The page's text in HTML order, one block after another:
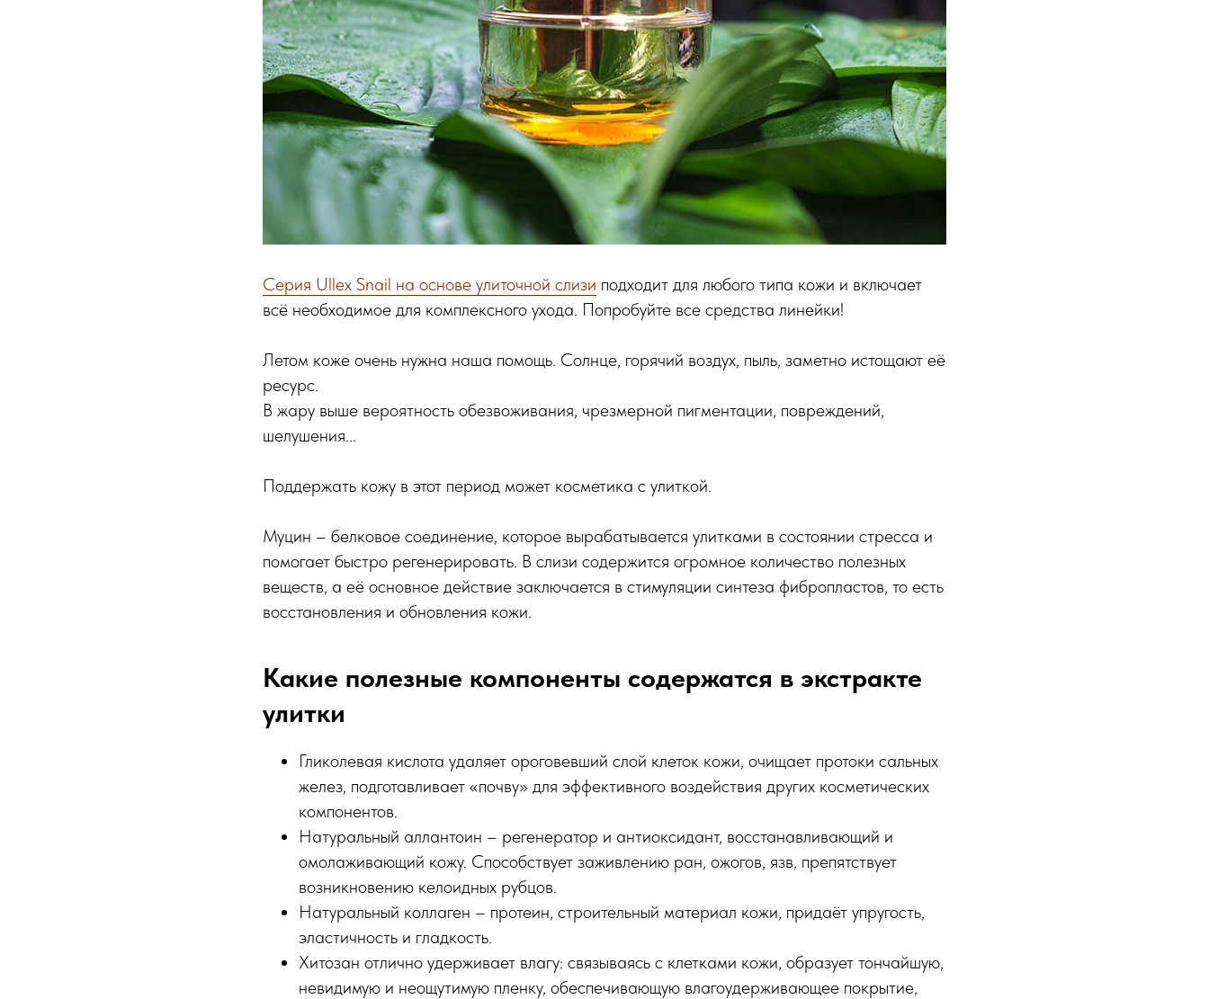
Серия Ullex Snail на основе улиточной слизи подходит для любого типа кожи и включает
всё необходимое для комплексного ухода. Попробуйте все средства линейки!
Летом коже очень нужна наша помощь. Солнце, горячий воздух, пыль, заметно истощают её
ресурс.
В жару выше вероятность обезвоживания, чрезмерной пигментации, повреждений,
шелушения...
Поддержать кожу в этот период может косметика с улиткой.
Муцин – белковое соединение, которое вырабатывается улитками в состоянии стресса и
помогает быстро регенерировать. В слизи содержится огромное количество полезных
веществ, а её основное действие заключается в стимуляции синтеза фибропластов, то есть
восстановления и обновления кожи.
Какие полезные компоненты содержатся в экстракте
улитки
Гликолевая кислота удаляет ороговевший слой клеток кожи, очищает протоки сальных
желез, подготавливает «почву» для эффективного воздействия других косметических
компонентов.
Натуральный аллантоин – регенератор и антиоксидант, восстанавливающий и
омолаживающий кожу. Способствует заживлению ран, ожогов, язв, препятствует
возникновению келоидных рубцов.
Натуральный коллаген – протеин, строительный материал кожи, придаёт упругость,
эластичность и гладкость.
Хитозан отлично удерживает влагу: связываясь с клетками кожи, образует тончайшую,
невидимую и неощутимую пленку, обеспечивающую влагоудерживающее покрытие,